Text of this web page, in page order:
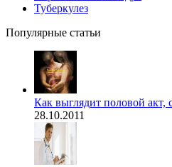
Туберкулез
Популярные статьи
Как выглядит половой акт,
28.10.2011